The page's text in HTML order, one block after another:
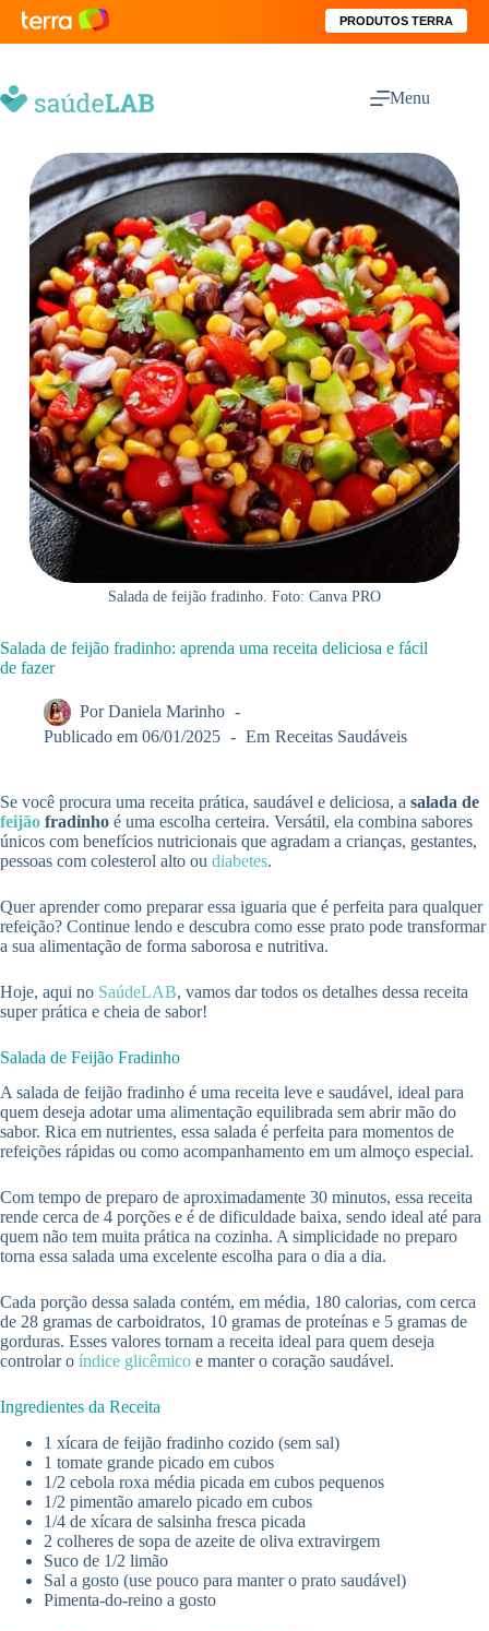
PRODUTOS TERRA
Menu
Salada de feijão fradinho. Foto: Canva PRO
Salada de feijão fradinho: aprenda uma receita deliciosa e fácil
de fazer
Por Daniela Marinho
Publicado em 06/01/2025 Em Receitas Saudáveis
Se você procura uma receita prática, saudável e deliciosa, a salada de
feijão fradinho é uma escolha certeira. Versátil, ela combina sabores
únicos com benefícios nutricionais que agradam a crianças, gestantes,
pessoas com colesterol alto ou diabetes.
Quer aprender como preparar essa iguaria que é perfeita para qualquer
refeição? Continue lendo e descubra como esse prato pode transformar
a sua alimentação de forma saborosa e nutritiva.
Hoje, aqui no SaúdeLAB, vamos dar todos os detalhes dessa receita
super prática e cheia de sabor!
Salada de Feijão Fradinho
A salada de feijão fradinho é uma receita leve e saudável, ideal para
quem deseja adotar uma alimentação equilibrada sem abrir mão do
sabor. Rica em nutrientes, essa salada é perfeita para momentos de
refeições rápidas ou como acompanhamento em um almoço especial.
Com tempo de preparo de aproximadamente 30 minutos, essa receita
rende cerca de 4 porções e é de dificuldade baixa, sendo ideal até para
quem não tem muita prática na cozinha. A simplicidade no preparo
torna essa salada uma excelente escolha para o dia a dia.
Cada porção dessa salada contém, em média, 180 calorias, com cerca
de 28 gramas de carboidratos, 10 gramas de proteínas e 5 gramas de
gorduras. Esses valores tornam a receita ideal para quem deseja
controlar o índice glicêmico e manter o coração saudável.
Ingredientes da Receita
1 xícara de feijão fradinho cozido (sem sal)
1 tomate grande picado em cubos
1/2 cebola roxa média picada em cubos pequenos
1/2 pimentão amarelo picado em cubos
1/4 de xícara de salsinha fresca picada
2 colheres de sopa de azeite de oliva extravirgem
Suco de 1/2 limão
Sal a gosto (use pouco para manter o prato saudável)
Pimenta-do-reino a gosto